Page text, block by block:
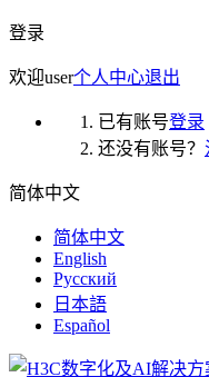
登录
欢迎user个人中心退出
已有账号登录
还没有账号？
简体中文
简体中文
English
Русский
日本語
Español